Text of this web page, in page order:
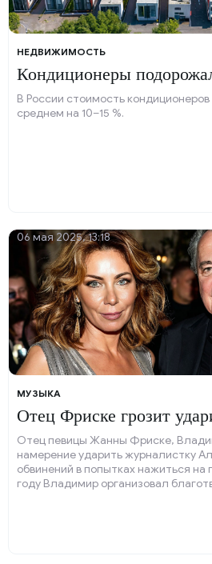
НЕДВИЖИМОСТЬ
Кондиционеры
В России стоимость кондиционеров
среднем на 10–15 %.
МУЗЫКА
Отец Фриске грозит
Отец певицы Жанны Фриске,
намерение ударить журналистку
обвинений в попытках нажиться на
году Владимир организовал
06 мая 2025, 13:18